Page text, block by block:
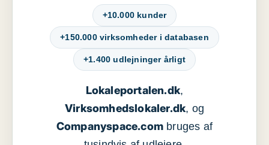
+10.000 kunder
+150.000 virksomheder i databasen
+1.400 udlejninger årligt
Lokaleportalen.dk,
Virksomhedslokaler.dk, og
Companyspace.com bruges af